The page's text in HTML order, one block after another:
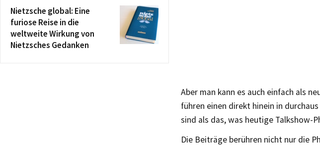
Aber man kann es auch einfach als
führen einen direkt hinein in
sind als das, was heutige Talkshow-
Die Beiträge berühren nicht nur die
Nietzsche global: Eine
furiose Reise in die
weltweite Wirkung von
Nietzsches Gedanken